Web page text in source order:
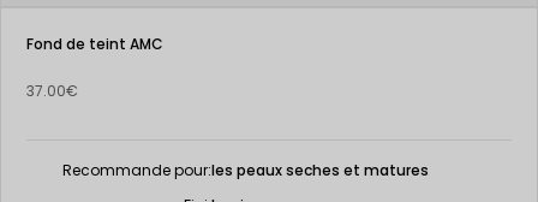
Fond de teint AMC
37.00€
Recommande pour:les peaux seches et matures